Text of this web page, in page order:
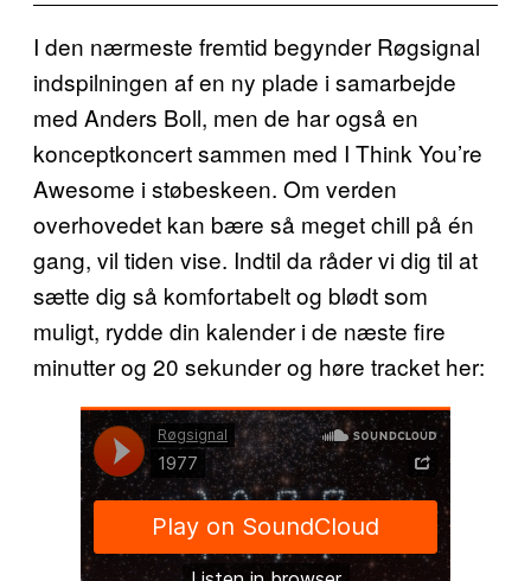
I den nærmeste fremtid begynder Røgsignal
indspilningen af en ny plade i samarbejde
med Anders Boll, men de har også en
konceptkoncert sammen med I Think You’re
Awesome i støbeskeen. Om verden
overhovedet kan bære så meget chill på én
gang, vil tiden vise. Indtil da råder vi dig til at
sætte dig så komfortabelt og blødt som
muligt, rydde din kalender i de næste fire
minutter og 20 sekunder og høre tracket her: